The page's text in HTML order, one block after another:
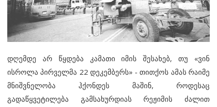
დღემდე არ წყდება კამათი იმის შესახებ, თუ «ვინ
ისროლა პირველმა 22 დეკემბერს» - თითქოს ამას რაიმე
მნიშვნელობა ჰქონდეს მაშინ, როდესაც
გადაწყვეტილება გამსახურდიას რეჟიმის ძალით